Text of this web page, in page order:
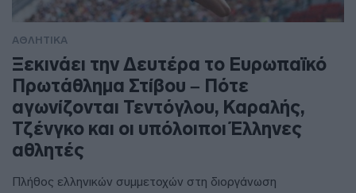
ΑΘΛΗΤΙΚΑ
Ξεκινάει την Δευτέρα το Ευρωπαϊκό
Πρωτάθλημα Στίβου – Πότε
αγωνίζονται Τεντόγλου, Καραλής,
Τζένγκο και οι υπόλοιποι Έλληνες
αθλητές
Πλήθος ελληνικών συμμετοχών στη διοργάνωση